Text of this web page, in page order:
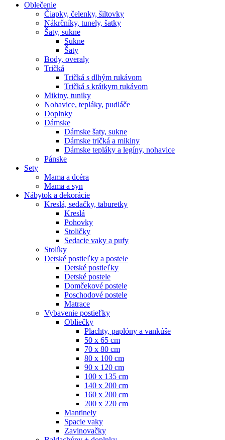
Oblečenie
Čiapky, čelenky, šiltovky
Nákrčníky, tunely, šatky
Šaty, sukne
Sukne
Šaty
Body, overaly
Tričká
Tričká s dlhým rukávom
Tričká s krátkym rukávom
Mikiny, tuniky
Nohavice, tepláky, pudláče
Doplnky
Dámske
Dámske šaty, sukne
Dámske tričká a mikiny
Dámske tepláky a legíny, nohavice
Pánske
Sety
Mama a dcéra
Mama a syn
Nábytok a dekorácie
Kreslá, sedačky, taburetky
Kreslá
Pohovky
Stoličky
Sedacie vaky a pufy
Stolíky
Detské postieľky a postele
Detské postieľky
Detské postele
Domčekové postele
Poschodové postele
Matrace
Vybavenie postieľky
Obliečky
Plachty, paplóny a vankúše
50 x 65 cm
70 x 80 cm
80 x 100 cm
90 x 120 cm
100 x 135 cm
140 x 200 cm
160 x 200 cm
200 x 220 cm
Mantinely
Spacie vaky
Zavinovačky